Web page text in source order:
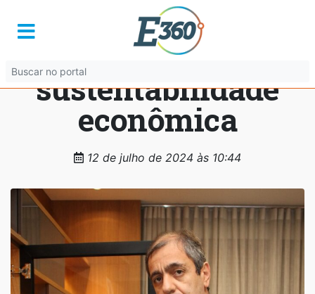
RJ, um mecanismo
essencial para a
sustentabilidade
econômica
12 de julho de 2024 às 10:44